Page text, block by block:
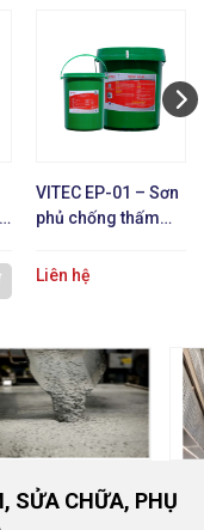
VITEC EP-01 – Sơn
phủ chống thấm
Liên hệ
SỬA CHỮA, PHỤ